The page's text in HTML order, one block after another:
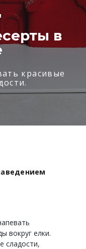
в
красивые
вокруг елки.
сладости,